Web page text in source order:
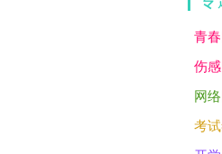
青
伤
网
考